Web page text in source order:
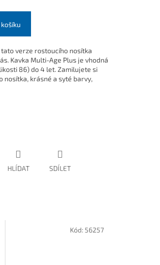
verze rostoucího nosítka
Kavka Multi-Age Plus je vhodná
86) do 4 let. Zamilujete si
nosítka, krásné a syté barvy,
HLÍDAT SDÍLET
Kód: 56257